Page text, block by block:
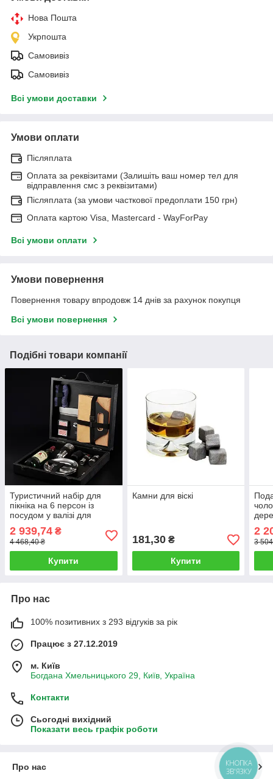
Нова Пошта
Укрпошта
Самовивіз
Самовивіз
Всі умови доставки
Умови оплати
Післяплата
Оплата за реквізитами (Залишіть ваш номер тел для
відправлення смс з реквізитами)
Післяплата (за умови часткової предоплати 150 грн)
Оплата картою Visa, Mastercard - WayForPay
Всі умови оплати
Умови повернення
Повернення товару впродовж 14 днів за рахунок покупця
Всі умови повернення
Подібні товари компанії
Туристичний набір для
пікніка на 6 персон із
посудом у валізі для
відпочинку на природі та
кемпінгу
2 939,74 ₴
4 468,40 ₴
Купити
Камни для віскі
181,30₴
Купити
2
3
Про нас
100% позитивних з 293 відгуків за рік
Працює з 27.12.2019
м. Київ
Богдана Хмельницького 29, Київ, Україна
Контакти
Сьогодні вихідний
Показати весь графік роботи
Про нас
КНОПКА
ЗВ'ЯЗКУ